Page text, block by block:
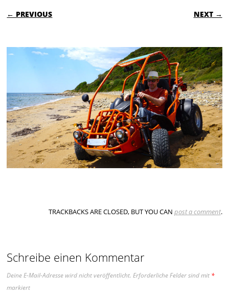
← PREVIOUS NEXT →
TRACKBACKS ARE CLOSED, BUT YOU CAN post a comment.
Schreibe einen Kommentar
Deine E-Mail-Adresse wird nicht veröffentlicht. Erforderliche Felder sind mit *
markiert